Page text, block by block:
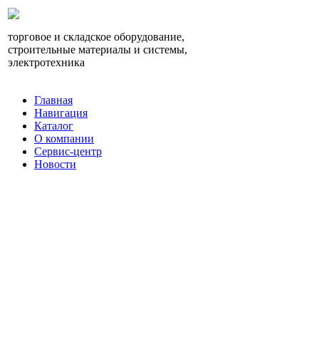
торговое и складское оборудование,
строительные материалы и системы,
электротехника
Главная
Навигация
Каталог
О компании
Сервис-центр
Новости